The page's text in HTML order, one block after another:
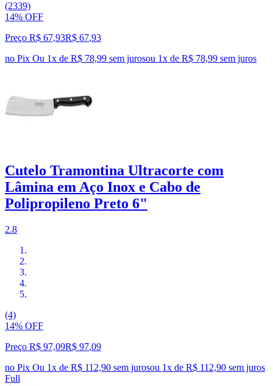
(2339)
14% OFF
Preço R$ 67,93R$ 67,93
no Pix Ou 1x de R$ 78,99 sem jurosou 1x de R$ 78,99 sem juros
Cutelo Tramontina Ultracorte com
Lâmina em Aço Inox e Cabo de
Polipropileno Preto 6"
2.8
(4)
14% OFF
Preço R$ 97,09R$ 97,09
no Pix Ou 1x de R$ 112,90 sem jurosou 1x de R$ 112,90 sem juros
Full